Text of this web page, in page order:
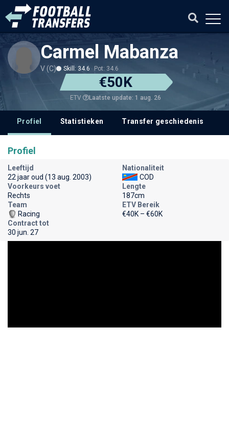
Carmel Mabanza
V (C) Skill: 34.6 Pot: 34.6
€50K
ETV Laatste update: 1 aug. 26
Profiel Statistieken Transfer geschiedenis
Profiel
Leeftijd
22 jaar oud (13 aug. 2003)
Nationaliteit
COD
Voorkeurs voet
Rechts
Lengte
187cm
Team
Racing
ETV Bereik
€40K – €60K
Contract tot
30 jun. 27